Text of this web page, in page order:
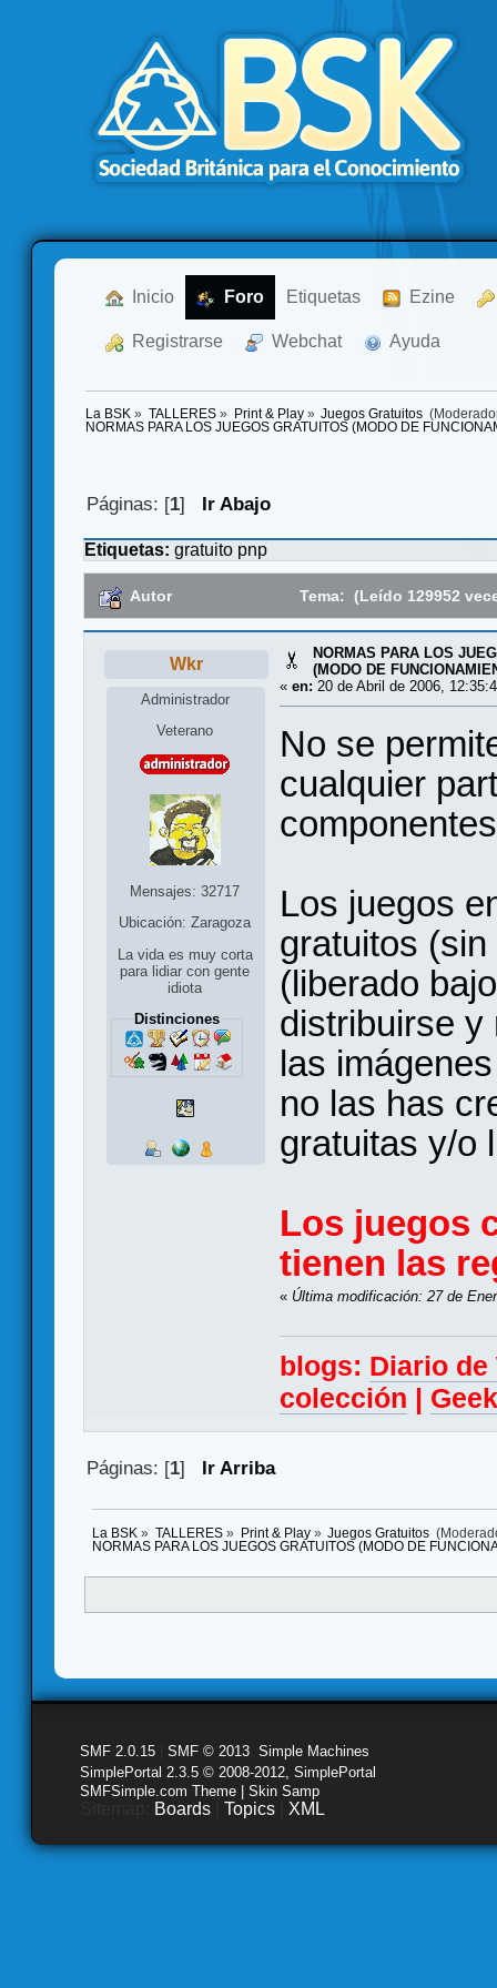
Inicio Foro Etiquetas Ezine
Registrarse Webchat Ayuda
La BSK » TALLERES» Print & Play» Juegos Gratuitos
NORMAS PARA LOS JUEGOS GRATUITOS (MODO DE
Páginas: [1] Ir Abajo
Etiquetas: gratuito pnp
Autor Tema: (Leído 129952
Wkr
Administrador
Veterano
Mensajes: 32717
Ubicación: Zaragoza
La vida es muy corta
para lidiar con gente
idiota
Distinciones
NORMAS PARA LOS
(MODO DE
« en: 20 de Abril de 2006,
No se
cualquier
Los juegos
gratuitos
(liberado
distribuirse y
las
no las has
gratuitas y/o
Los juegos
tienen las
« Última modificación: 27 de
blogs: Diario
colección |
Páginas: [1] Ir Arriba
La BSK » TALLERES» Print & Play» Juegos Gratuitos
NORMAS PARA LOS JUEGOS GRATUITOS (MODO DE
SMF 2.0.15 SMF © 2013 Simple Machines
SimplePortal 2.3.5 © 2008-2012, SimplePortal
SMFSimple.com Theme | Skin Samp
Boards Topics XML